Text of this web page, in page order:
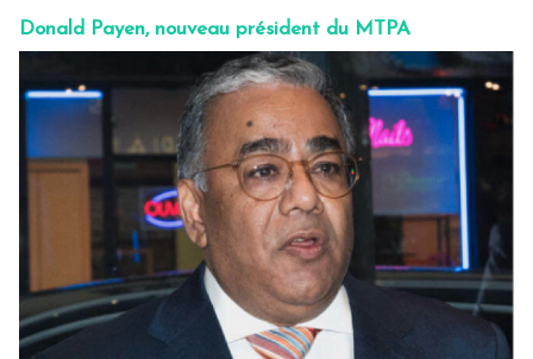
Donald Payen, nouveau président du MTPA